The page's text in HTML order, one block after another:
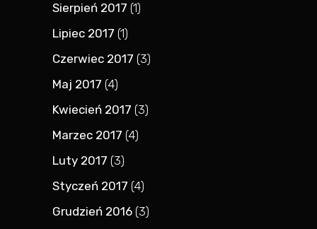
Sierpień 2017 (1)
Lipiec 2017 (1)
Czerwiec 2017 (3)
Maj 2017 (4)
Kwiecień 2017 (3)
Marzec 2017 (4)
Luty 2017 (3)
Styczeń 2017 (4)
Grudzień 2016 (3)